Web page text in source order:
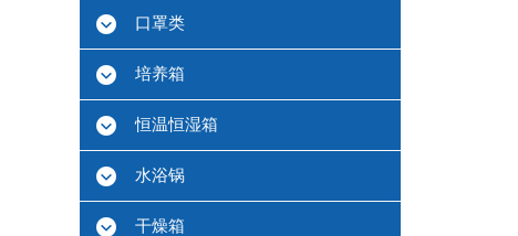
口罩类
培养箱
恒温恒湿箱
水浴锅
干燥箱